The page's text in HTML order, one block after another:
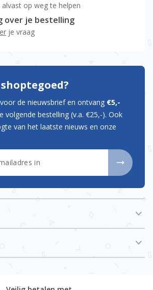
alvast op weg te helpen
over je bestelling
je vraag
de nieuwsbrief en ontvang €5,-
volgende bestelling (v.a. €25,-). Ook
van het laatste nieuws en onze